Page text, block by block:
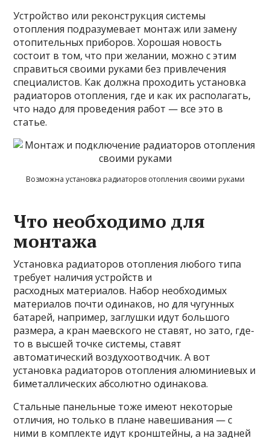
Устройство или реконструкция системы
отопления подразумевает монтаж или замену
отопительных приборов. Хорошая новость
состоит в том, что при желании, можно с этим
справиться своими руками без привлечения
специалистов. Как должна проходить установка
радиаторов отопления, где и как их располагать,
что надо для проведения работ — все это в
статье.
Возможна установка радиаторов отопления своими руками
Что необходимо для
монтажа
Установка радиаторов отопления любого типа
требует наличия устройств и
расходных материалов. Набор необходимых
материалов почти одинаков, но для чугунных
батарей, например, заглушки идут большого
размера, а кран маевского не ставят, но зато, где-
то в высшей точке системы, ставят
автоматический воздухоотводчик. А вот
установка радиаторов отопления алюминиевых и
биметаллических абсолютно одинакова.
Стальные панельные тоже имеют некоторые
отличия, но только в плане навешивания — с
ними в комплекте идут кронштейны, а на задней